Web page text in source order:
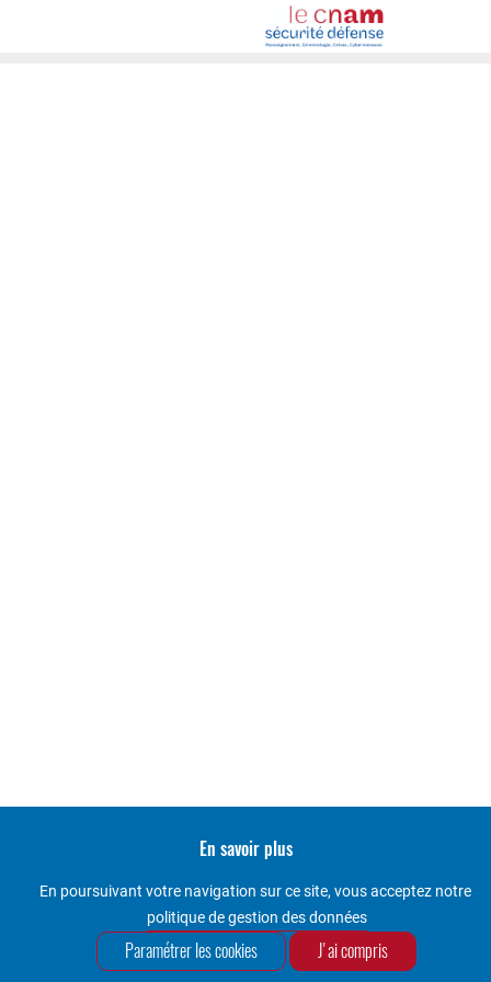
En savoir plus
Accueil
CGV
Mentions légales
En poursuivant votre navigation sur ce site, vous acceptez notre
politique de gestion des données
Paramétrer les cookies J'ai compris